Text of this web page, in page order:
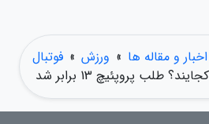
و مقاله ها » ورزش » فوتبال
طلب پروپئیچ 13 برابر شد